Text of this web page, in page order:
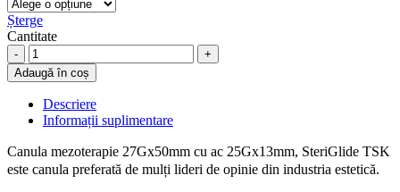
Șterge
Cantitate
Canula
mezoterapie
27Gx50mm,
ac
25Gx13mm,
SteriGlide
TSK
quantity
Adaugă în coș
Descriere
Informații suplimentare
Canula mezoterapie 27Gx50mm cu ac 25Gx13mm, SteriGlide TSK
este canula preferată de mulți lideri de opinie din industria estetică.